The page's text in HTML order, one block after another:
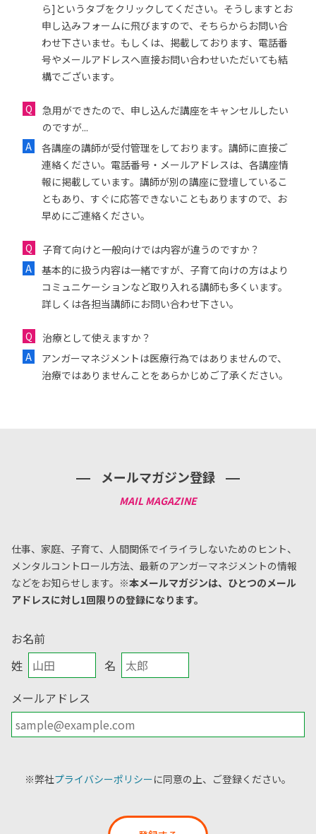
ら]というタブをクリックしてください。そうしますとお
申し込みフォームに飛びますので、そちらからお問い合
わせ下さいませ。もしくは、掲載しております、電話番
号やメールアドレスへ直接お問い合わせいただいても結
構でございます。
急用ができたので、申し込んだ講座をキャンセルしたい
のですが...
各講座の講師が受付管理をしております。講師に直接ご
連絡ください。電話番号・メールアドレスは、各講座情
報に掲載しています。講師が別の講座に登壇しているこ
ともあり、すぐに応答できないこともありますので、お
早めにご連絡ください。
子育て向けと一般向けでは内容が違うのですか？
基本的に扱う内容は一緒ですが、子育て向けの方はより
コミュニケーションなど取り入れる講師も多くいます。
詳しくは各担当講師にお問い合わせ下さい。
治療として使えますか？
アンガーマネジメントは医療行為ではありませんので、
治療ではありませんことをあらかじめご了承ください。
メールマガジン登録
仕事、家庭、子育て、人間関係でイライラしないためのヒント、
メンタルコントロール方法、 最新のアンガーマネジメントの情報
などをお知らせします。 ※本メールマガジンは、ひとつのメール
アドレスに対し1回限りの登録になります。
お名前
姓
名
メールアドレス
※弊社プライバシーポリシーに同意の上、ご登録ください。